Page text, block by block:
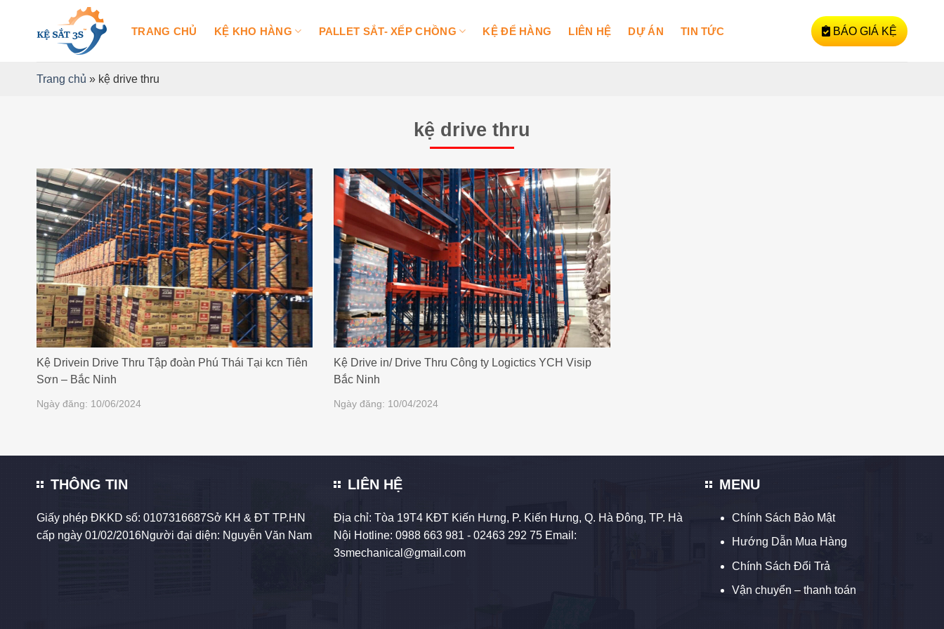
TRANG CHỦ KỆ KHO HÀNG PALLET SẮT- XẾP CHỒNG KỆ ĐỂ HÀNG LIÊN HỆ DỰ ÁN TIN TỨC BÁO GIÁ KỆ
Trang chủ » kệ drive thru
kệ drive thru
Kệ Drivein Drive Thru Tập đoàn Phú Thái Tại kcn Tiên
Sơn – Bắc Ninh
Ngày đăng: 10/06/2024
Kệ Drive in/ Drive Thru Công ty Logictics YCH Visip
Bắc Ninh
Ngày đăng: 10/04/2024
THÔNG TIN
Giấy phép ĐKKD số: 0107316687Sở KH & ĐT TP.HN
cấp ngày 01/02/2016Người đại diện: Nguyễn Văn Nam
LIÊN HỆ
Địa chỉ: Tòa 19T4 KĐT Kiến Hưng, P. Kiến Hưng, Q. Hà Đông, TP. Hà
Nội Hotline:0988 663 981 - 02463 292 75 Email:
3smechanical@gmail.com
MENU
Chính Sách Bảo Mật
Hướng Dẫn Mua Hàng
Chính Sách Đổi Trả
Vận chuyển – thanh toán